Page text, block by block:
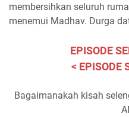
membersihkan seluruh
menemui Madhav. Durga
EPISODE
< EPISODE
Bagaimanakah kisah